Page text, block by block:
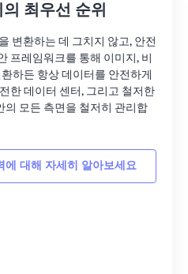
최우선 순위
변환하는 데 그치지 않고, 안전
프레임워크를 통해 이미지, 비
하든 항상 데이터를 안전하게
한 데이터 센터, 그리고 철저한
의 모든 측면을 철저히 관리합
에 대해 자세히 알아보세요